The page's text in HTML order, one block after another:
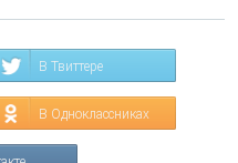
В Твиттере
В Одноклассниках